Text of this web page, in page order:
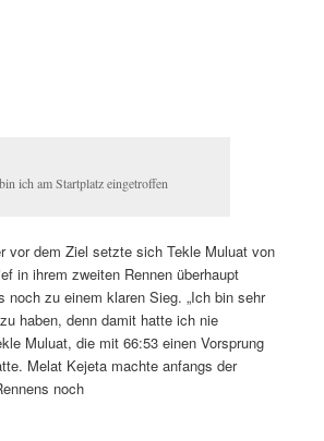
ich am Startplatz eingetroffen
vor dem Ziel setzte sich Tekle Muluat von
in ihrem zweiten Rennen überhaupt
noch zu einem klaren Sieg. „Ich bin sehr
haben, denn damit hatte ich nie
Muluat, die mit 66:53 einen Vorsprung
Melat Kejeta machte anfangs der
noch